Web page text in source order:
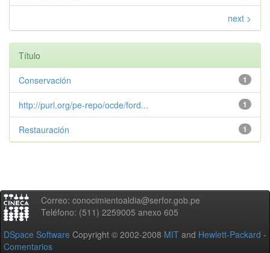
next >
Título
1
Conservación
1
http://purl.org/pe-repo/ocde/ford...
1
Restauración
Correo: conocimientoaldia@serfor.gob.pe
Teléfono: (511) 2259005 anexo 605
DSpace Software Copyright © 2002-2008 MIT and Hewlett-Packard -
Comentarios